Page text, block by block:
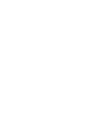
pois, de uma panóplia
de 3 em 3 meses.
classe de
são anticorpos
orais já
o processo no